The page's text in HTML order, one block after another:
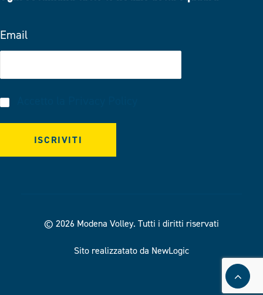
Email
© 2026 Modena Volley. Tutti i diritti riservati
Sito realizzatato da NewLogic